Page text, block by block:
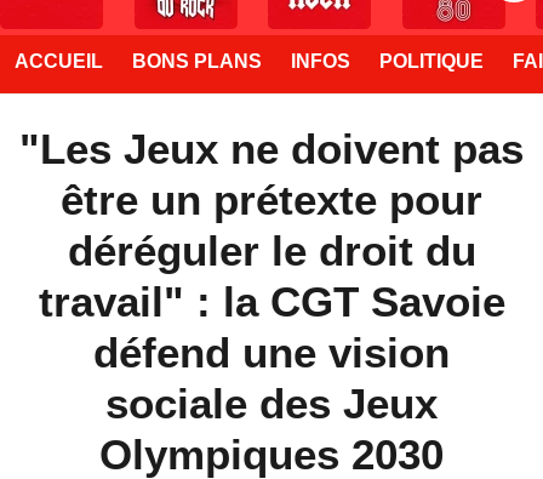
ACCUEIL BONS PLANS INFOS POLITIQUE
"Les Jeux ne doivent pas
être un prétexte pour
déréguler le droit du
travail" : la CGT Savoie
défend une vision
sociale des Jeux
Olympiques 2030